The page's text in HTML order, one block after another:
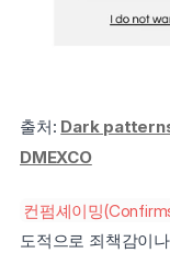
출처: Dark
DMEXCO
컨펌셰이밍
도적으로 죄책감이